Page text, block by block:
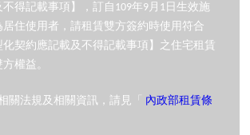
得記載事項】，訂自109年9月1日生效施
住使用者，請租賃雙方簽約時使用符合
化契約應記載及不得記載事項】之住宅租賃
權益。
關法規及相關資訊，請見「 內政部租賃條